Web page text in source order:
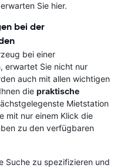
Sie hier.
bei der
bei einer
erwartet Sie nicht nur
auch mit allen wichtigen
die praktische
Mietstation
mit nur einem Klick die
zu den verfügbaren
Suche zu spezifizieren und